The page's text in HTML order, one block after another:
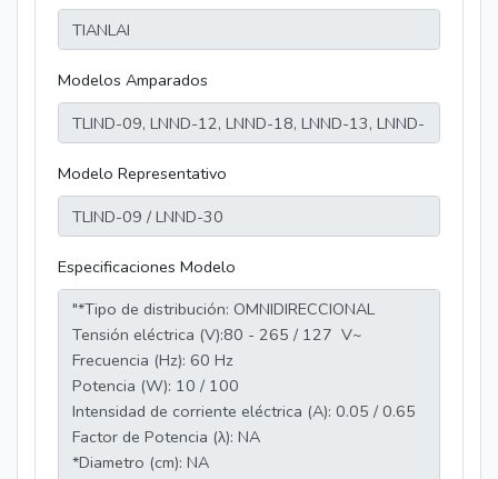
Modelos Amparados
Modelo Representativo
Especificaciones Modelo